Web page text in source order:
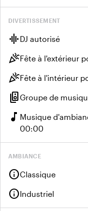
DIVERTISSEMENT
graphic_eq DJ autorisé
celebrationFête à l'extérieur
celebrationFête à l'intérieur
speaker_groupGroupe de
music_note Musique
00:00
AMBIANCE
infoClassique
infoIndustriel